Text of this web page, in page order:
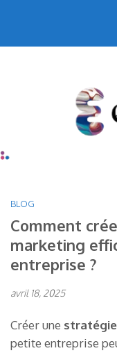
contenu
BLOG
Comment
marketing
entreprise ?
avril 18, 2025
Créer une
petite entreprise